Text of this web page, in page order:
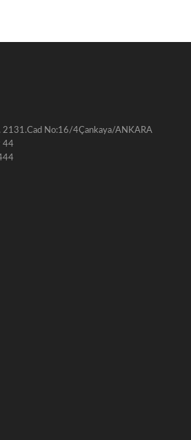
2131.Cad No:16/4Çankaya/ANKARA
44